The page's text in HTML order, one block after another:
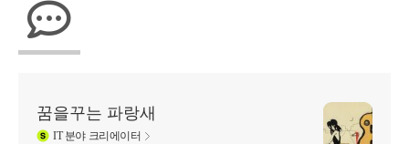
꿈을꾸는 파랑새
IT분야 크리에이터